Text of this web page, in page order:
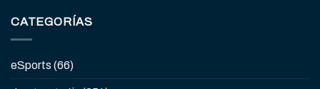
CATEGORÍAS
eSports (66)